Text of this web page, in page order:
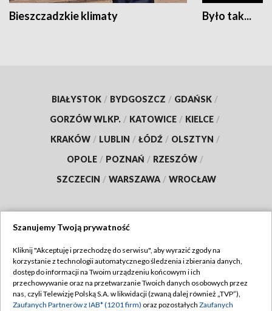
Bieszczadzkie klimaty Było tak...
BIAŁYSTOK / BYDGOSZCZ / GDAŃSK /
GORZÓW WLKP. / KATOWICE / KIELCE /
KRAKÓW / LUBLIN / ŁÓDŹ / OLSZTYN /
OPOLE / POZNAŃ / RZESZÓW /
SZCZECIN / WARSZAWA / WROCŁAW
TVP
Abonament TVP
Emisja w TVP
Regulamin TVP
Polityka prywatności
Szanujemy Twoją prywatność
Kliknij "Akceptuję i przechodzę do serwisu", aby wyrazić zgody na
korzystanie z technologii automatycznego śledzenia i zbierania danych,
dostęp do informacji na Twoim urządzeniu końcowym i ich
przechowywanie oraz na przetwarzanie Twoich danych osobowych przez
nas, czyli Telewizję Polską S.A. w likwidacji (zwaną dalej również „TVP”),
Zaufanych Partnerów z IAB* (1201 firm) oraz pozostałych Zaufanych